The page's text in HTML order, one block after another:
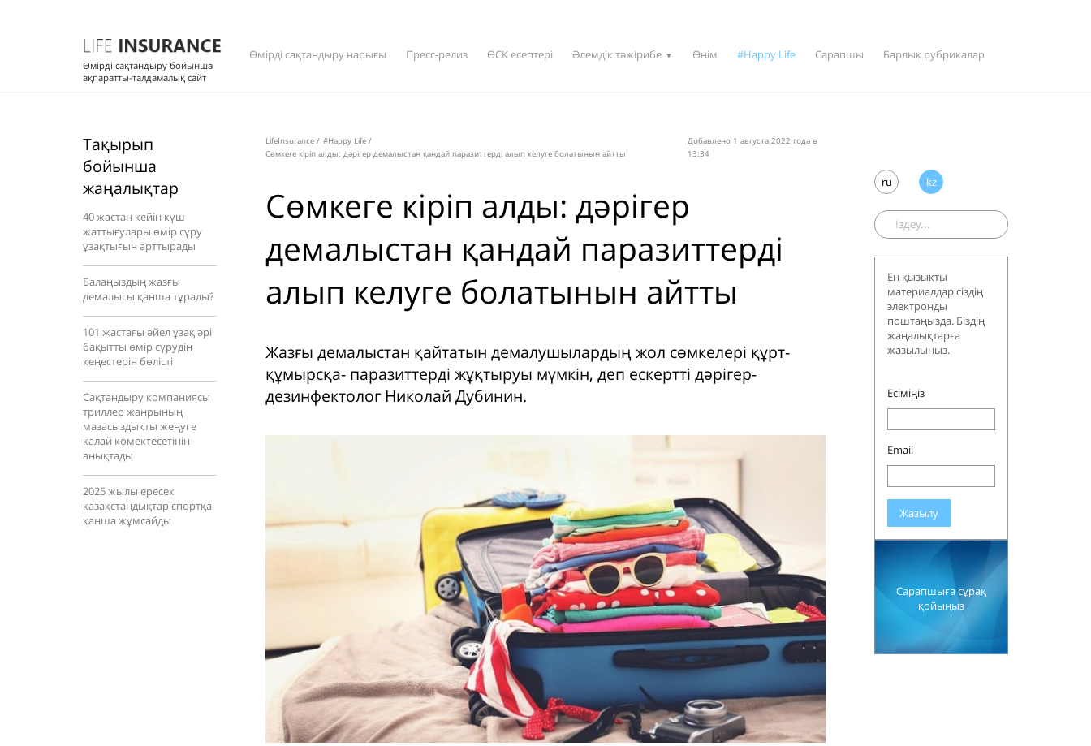
Өмірді сақтандыру бойынша
ақпаратты-талдамалық сайт
Өмірді сақтандыру нарығы Пресс-релиз ӨСК есептері Әлемдік тәжірибе ▼ Өнім #Happy Life Сарапшы Барлық рубрикалар
Тақырып
бойынша
жаңалықтар
40 жастан кейін күш
жаттығулары өмір сүру
ұзақтығын арттырады
Балаңыздың жазғы
демалысы қанша тұрады?
101 жастағы әйел ұзақ әрі
бақытты өмір сүрудің
кеңестерін бөлісті
Сақтандыру компаниясы
триллер жанрының
мазасыздықты жеңуге
қалай көмектесетінін
анықтады
2025 жылы ересек
қазақстандықтар спортқа
қанша жұмсайды
LifeInsurance / #Happy Life /
Сөмкеге кіріп алды: дәрігер демалыстан қандай паразиттерді алып келуге болатынын айтты
Добавлено 1 августа 2022 года в
13:34
Сөмкеге кіріп алды: дәрігер
демалыстан қандай паразиттерді
алып келуге болатынын айтты
Жазғы демалыстан қайтатын демалушылардың жол сөмкелері құрт-
құмырсқа- паразиттерді жұқтыруы мүмкін, деп ескертті дәрігер-
дезинфектолог Николай Дубинин.
ru kz
Ең қызықты
материалдар сіздің
электронды
поштаңызда. Біздің
жаңалықтарға
жазылыңыз.
Есіміңіз
Email
Жазылу
Сарапшыға сұрақ
қойыңыз